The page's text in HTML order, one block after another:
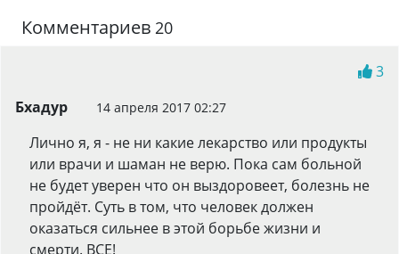
Комментариев 20
3
Бхадур
14 апреля 2017 02:27
Лично я, я - не ни какие лекарство или продукты
или врачи и шаман не верю. Пока сам больной
не будет уверен что он выздоровеет, болезнь не
пройдёт. Суть в том, что человек должен
оказаться сильнее в этой борьбе жизни и
смерти. ВСЕ!